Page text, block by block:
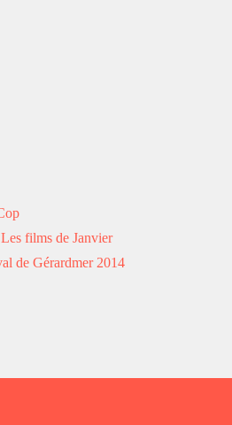
films de Janvier
de Gérardmer 2014